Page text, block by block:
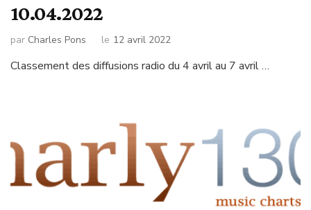
10.04.2022
par Charles Pons le 12 avril 2022
Classement des diffusions radio du 4 avril au 7 avril …